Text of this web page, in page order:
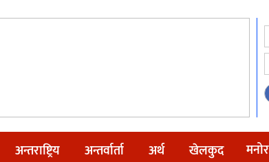
अन्तराष्ट्रिय अन्तर्वार्ता अर्थ खेलकुद